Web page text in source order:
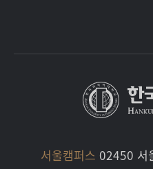
서울캠퍼스 02450 서